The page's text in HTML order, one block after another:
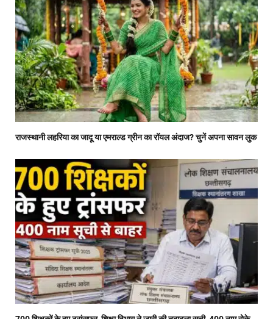
राजस्थानी लहरिया का जादू या एमराल्ड ग्रीन का रॉयल अंदाज? चुनें अपना सावन लुक